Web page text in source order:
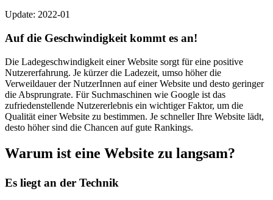
Update: 2022-01
Auf die Geschwindigkeit kommt es an!
Die Ladegeschwindigkeit einer Website sorgt für eine positive
Nutzererfahrung. Je kürzer die Ladezeit, umso höher die
Verweildauer der NutzerInnen auf einer Website und desto geringer
die Absprungrate. Für Suchmaschinen wie Google ist das
zufriedenstellende Nutzererlebnis ein wichtiger Faktor, um die
Qualität einer Website zu bestimmen. Je schneller Ihre Website lädt,
desto höher sind die Chancen auf gute Rankings.
Warum ist eine Website zu langsam?
Es liegt an der Technik